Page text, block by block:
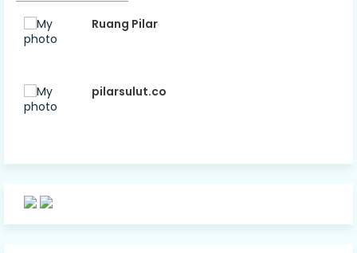
Ruang Pilar
pilarsulut.co